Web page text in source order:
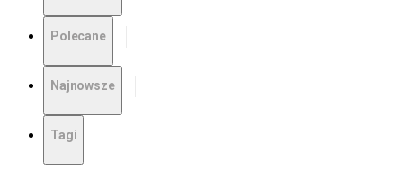
Polecane
Najnowsze
Tagi